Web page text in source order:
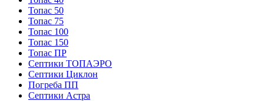
Топас 50
Топас 75
Топас 100
Топас 150
Топас ПР
Септики ТОПАЭРО
Септики Циклон
Погреба ПП
Септики Астра